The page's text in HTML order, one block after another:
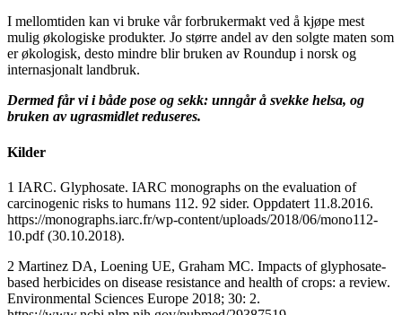
I mellomtiden kan vi bruke vår forbrukermakt ved å kjøpe mest
mulig økologiske produkter. Jo større andel av den solgte maten som
er økologisk, desto mindre blir bruken av Roundup i norsk og
internasjonalt landbruk.
Dermed får vi i både pose og sekk: unngår å svekke helsa, og
bruken av ugrasmidlet reduseres.
Kilder
1 IARC. Glyphosate. IARC monographs on the evaluation of
carcinogenic risks to humans 112. 92 sider. Oppdatert 11.8.2016.
https://monographs.iarc.fr/wp-content/uploads/2018/06/mono112-
10.pdf (30.10.2018).
2 Martinez DA, Loening UE, Graham MC. Impacts of glyphosate-
based herbicides on disease resistance and health of crops: a review.
Environmental Sciences Europe 2018; 30: 2.